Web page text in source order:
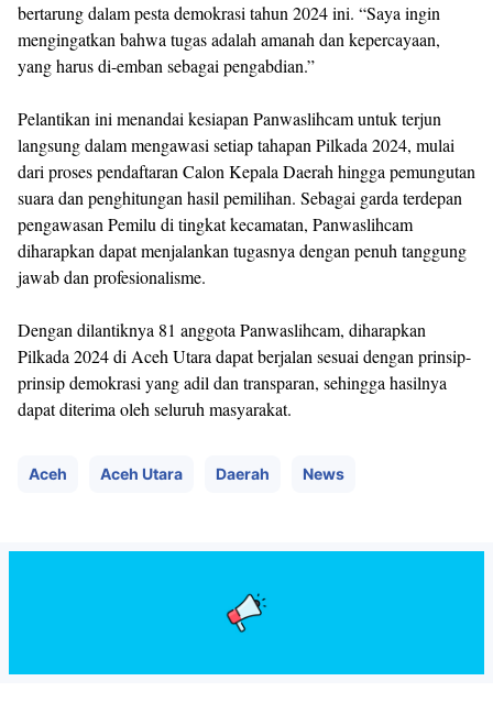
bertarung dalam pesta demokrasi tahun 2024 ini. “Saya ingin
mengingatkan bahwa tugas adalah amanah dan kepercayaan,
yang harus di-emban sebagai pengabdian.”
Pelantikan ini menandai kesiapan Panwaslihcam untuk terjun
langsung dalam mengawasi setiap tahapan Pilkada 2024, mulai
dari proses pendaftaran Calon Kepala Daerah hingga pemungutan
suara dan penghitungan hasil pemilihan. Sebagai garda terdepan
pengawasan Pemilu di tingkat kecamatan, Panwaslihcam
diharapkan dapat menjalankan tugasnya dengan penuh tanggung
jawab dan profesionalisme.
Dengan dilantiknya 81 anggota Panwaslihcam, diharapkan
Pilkada 2024 di Aceh Utara dapat berjalan sesuai dengan prinsip-
prinsip demokrasi yang adil dan transparan, sehingga hasilnya
dapat diterima oleh seluruh masyarakat.
Aceh Aceh Utara Daerah News